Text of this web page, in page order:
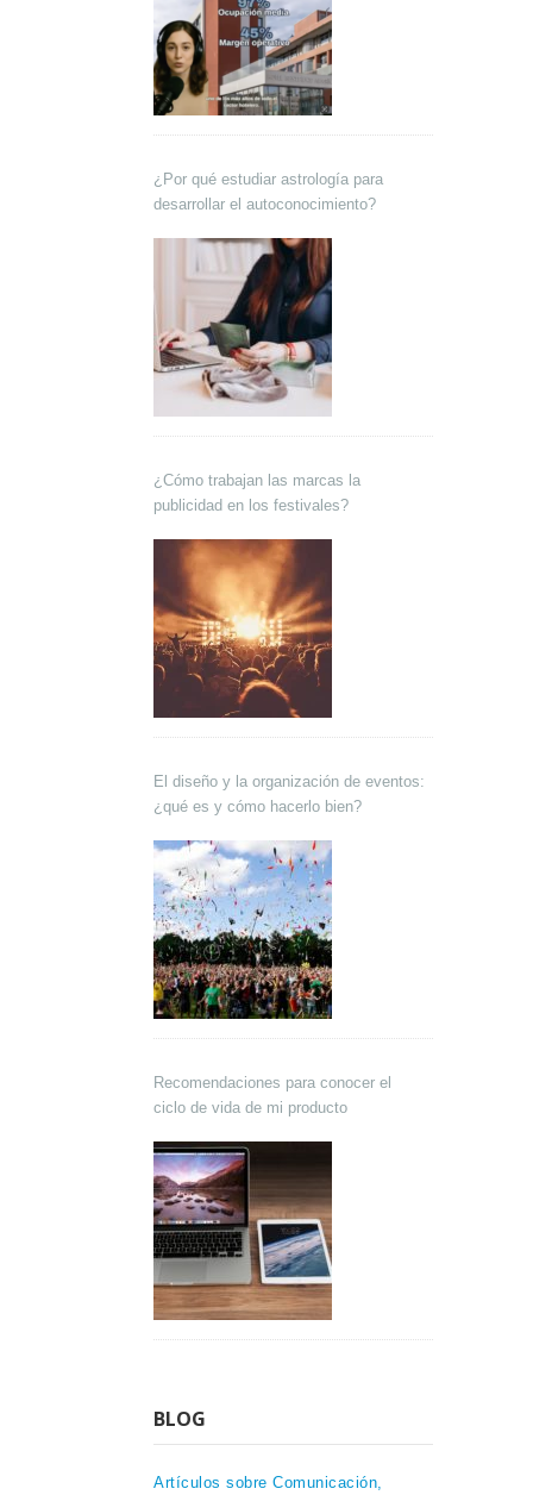
¿Por qué estudiar astrología para
desarrollar el autoconocimiento?
¿Cómo trabajan las marcas la
publicidad en los festivales?
El diseño y la organización de eventos:
¿qué es y cómo hacerlo bien?
Recomendaciones para conocer el
ciclo de vida de mi producto
BLOG
Artículos sobre Comunicación,